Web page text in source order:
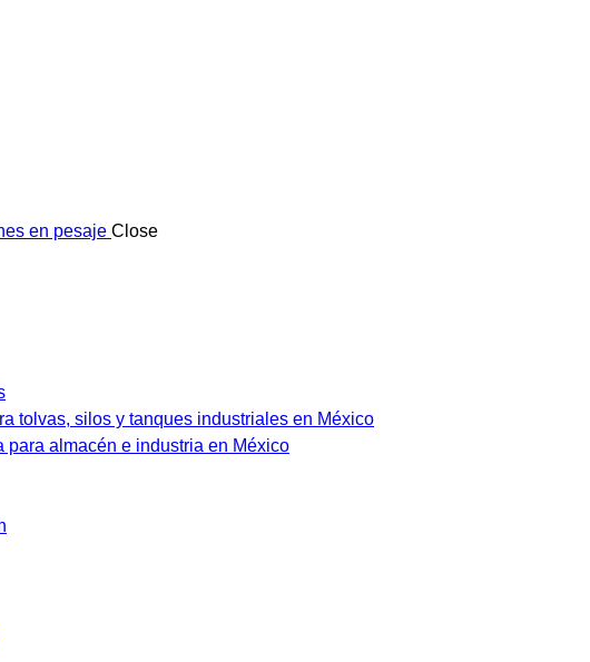
en pesaje Close
tolvas, silos y tanques industriales en México
para almacén e industria en México